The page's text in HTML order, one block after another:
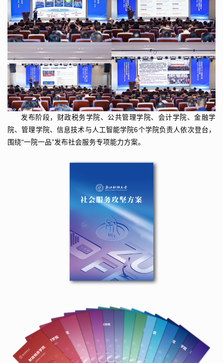
发布阶段，财政税务学院、公共管理学院、会计学院、金融学
院、管理学院、信息技术与人工智能学院6个学院负责人依次登台，
围绕“一院一品”发布社会服务专项能力方案。